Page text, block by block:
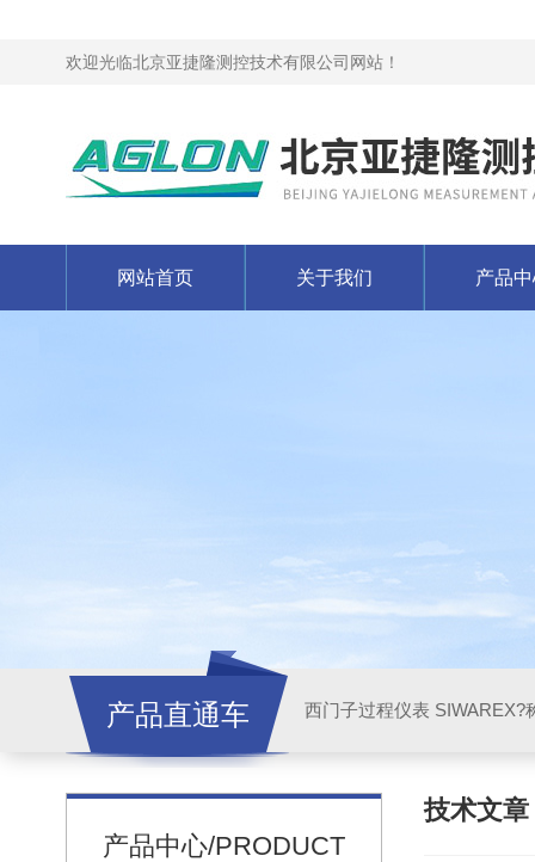
欢迎光临北京亚捷隆测控技术有限公司网站！
网站首页 关于我们 产品
产品直通车 西门子过程仪表 SIWAREX?
产品中心/PRODUCT
技术文章